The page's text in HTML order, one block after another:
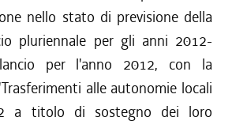
nello stato di previsione della
pluriennale per gli anni 2012-
per l'anno 2012, con la
alle autonomie locali
a titolo di sostegno dei loro